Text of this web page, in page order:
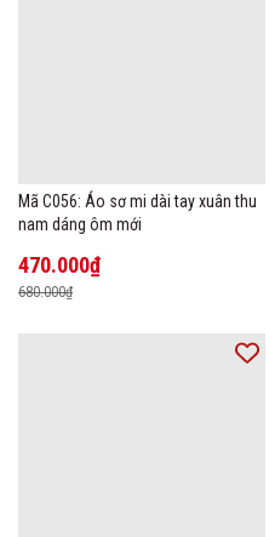
Mã C056: Áo sơ mi dài tay xuân thu
nam dáng ôm mới
470.000₫
680.000₫